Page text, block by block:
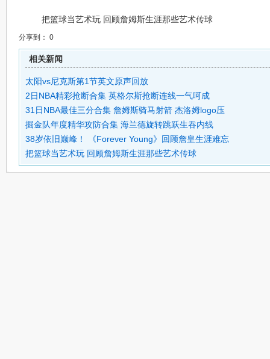
把篮球当艺术玩 回顾詹姆斯生涯那些艺术传球
分享到： 0
相关新闻
太阳vs尼克斯第1节英文原声回放
2日NBA精彩抢断合集 英格尔斯抢断连线一气呵成
31日NBA最佳三分合集 詹姆斯骑马射箭 杰洛姆logo压
掘金队年度精华攻防合集 海兰德旋转跳跃生吞内线
38岁依旧巅峰！ 《Forever Young》回顾詹皇生涯难忘
把篮球当艺术玩 回顾詹姆斯生涯那些艺术传球